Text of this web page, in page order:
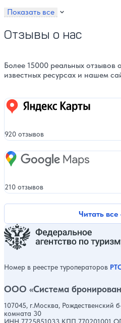
Показать все
Отзывы о нас
Более 15000 реальных отзывов
известных ресурсах и нашем
Читать
Яндекс карты
920 отзывов
Google Maps
210 отзывов
Номер в реестре туроператоров
ООО «Система
107045, г.Москва, Рождественский
комната 30